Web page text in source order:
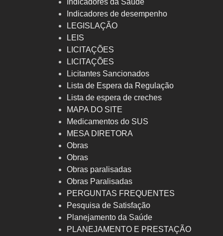
Indicadores da Saúde
Indicadores de desempenho
LEGISLAÇÃO
LEIS
LICITAÇÕES
LICITAÇÕES
Licitantes Sancionados
Lista de Espera da Regulação
Lista de espera de creches
MAPA DO SITE
Medicamentos do SUS
MESA DIRETORA
Obras
Obras
Obras paralisadas
Obras Paralisadas
PERGUNTAS FREQUENTES
Pesquisa de Satisfação
Planejamento da Saúde
PLANEJAMENTO E PRESTAÇÃO